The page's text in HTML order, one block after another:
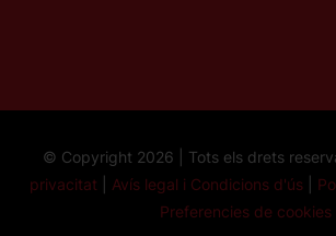
© Copyright 2026 | Tots els drets
privacitat
Avís legal i Condicions d'ús
Preferencies de cookies